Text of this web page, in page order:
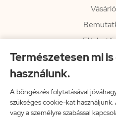
Természetesen mi
használunk.
A böngészés folytatásával
szükséges cookie-kat
vagy a személyre szabással
Vissza a